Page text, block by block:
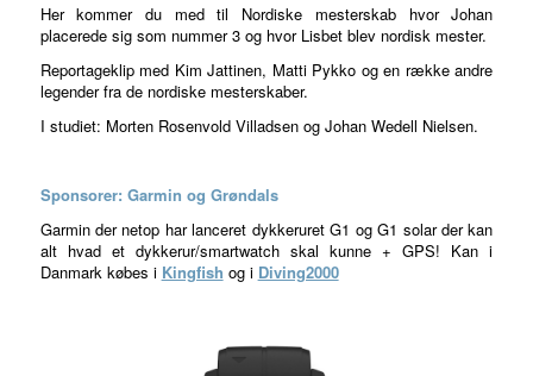
Her kommer du med til Nordiske mesterskab hvor Johan
placerede sig som nummer 3 og hvor Lisbet blev nordisk mester.
Reportageklip med Kim Jattinen, Matti Pykko og en række andre
legender fra de nordiske mesterskaber.
I studiet: Morten Rosenvold Villadsen og Johan Wedell Nielsen.
Sponsorer: Garmin og Grøndals
Garmin der netop har lanceret dykkeruret G1 og G1 solar der kan
alt hvad et dykkerur/smartwatch skal kunne + GPS! Kan i
Danmark købes i Kingfish og i Diving2000